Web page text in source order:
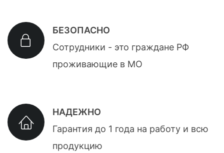
БЕЗОПАСНО
Сотрудники - это граждане РФ
проживающие в МО
НАДЕЖНО
Гарантия до 1 года на работу и всю
продукцию